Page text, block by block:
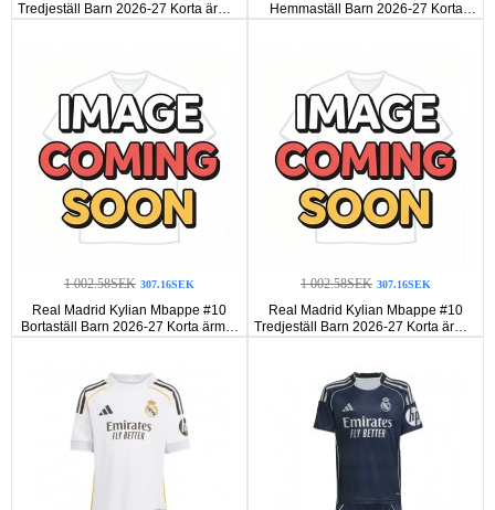
Tredjeställ Barn 2026-27 Korta ärmar
(+ Korta byxor)
Hemmaställ Barn 2026-27 Korta
ärmar (+ Korta byxor)
1 002.58SEK 307.16SEK
Real Madrid Kylian Mbappe #10
Bortaställ Barn 2026-27 Korta ärmar
(+ Korta byxor)
1 002.58SEK 307.16SEK
Real Madrid Kylian Mbappe #10
Tredjeställ Barn 2026-27 Korta ärmar
(+ Korta byxor)